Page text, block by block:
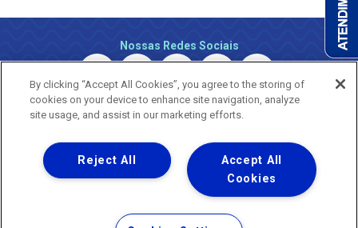
Nossas Redes Sociais
Copyright © 2026 - Todos os Direitos Reservados.
Nossa natureza movimenta a vida
Termos Gerais de Uso de Sites e Aplicativos
By clicking “Accept All Cookies”, you agree to the storing of
cookies on your device to enhance site navigation, analyze
site usage, and assist in our marketing efforts.
Accept All
Cookies
Reject All